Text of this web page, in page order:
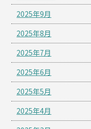
2025年9月
2025年8月
2025年7月
2025年6月
2025年5月
2025年4月